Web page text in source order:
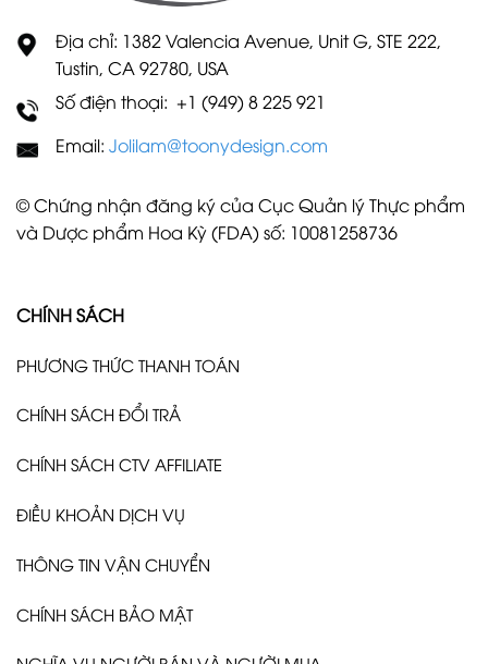
Địa chỉ: 1382 Valencia Avenue, Unit G, STE 222,
Tustin, CA 92780, USA
Số điện thoại: +1 (949) 8 225 921
Email: Jolilam@toonydesign.com
© Chứng nhận đăng ký của Cục Quản lý Thực phẩm
và Dược phẩm Hoa Kỳ (FDA) số: 10081258736
CHÍNH SÁCH
PHƯƠNG THỨC THANH TOÁN
CHÍNH SÁCH ĐỔI TRẢ
CHÍNH SÁCH CTV AFFILIATE
ĐIỀU KHOẢN DỊCH VỤ
THÔNG TIN VẬN CHUYỂN
CHÍNH SÁCH BẢO MẬT